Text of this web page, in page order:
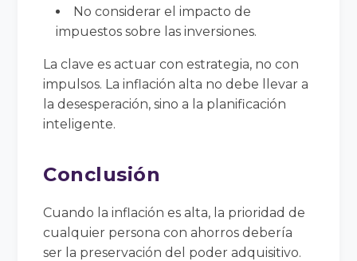
No considerar el impacto de
impuestos sobre las inversiones.
La clave es actuar con estrategia, no con
impulsos. La inflación alta no debe llevar a
la desesperación, sino a la planificación
inteligente.
Conclusión
Cuando la inflación es alta, la prioridad de
cualquier persona con ahorros debería
ser la preservación del poder adquisitivo.